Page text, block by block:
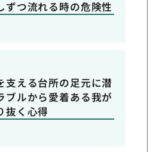
ずつ流れる時の危険性
支える台所の足元に潜
ブルから愛着ある我が
抜く心得